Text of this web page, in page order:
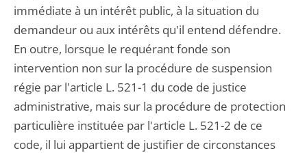
immédiate à un intérêt public, à la situation du
demandeur ou aux intérêts qu'il entend défendre.
En outre, lorsque le requérant fonde son
intervention non sur la procédure de suspension
régie par l'article L. 521-1 du code de justice
administrative, mais sur la procédure de protection
particulière instituée par l'article L. 521-2 de ce
code, il lui appartient de justifier de circonstances